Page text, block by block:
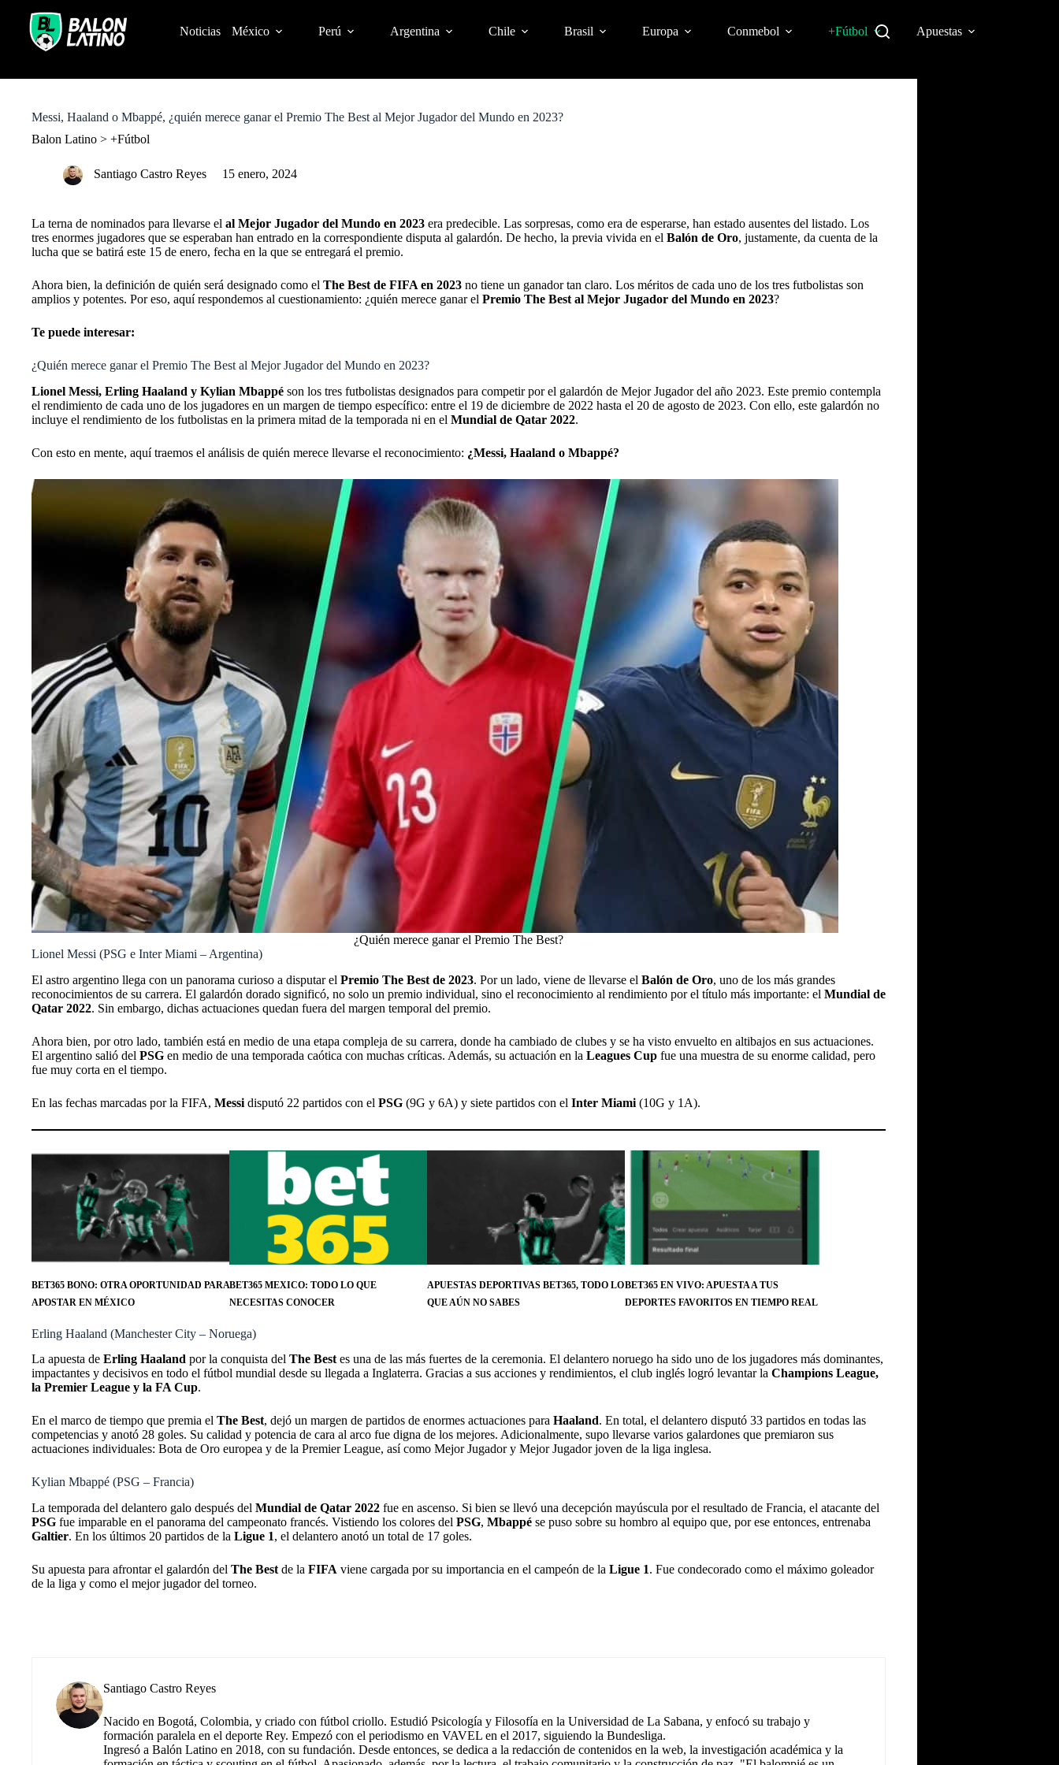
o
Noticias México Perú Argentina Chile Brasil Europa Conmebol +Fútbol Apuestas
Messi, Haaland o Mbappé, ¿quién merece ganar el Premio The Best al Mejor Jugador del Mundo en 2023?
Balon Latino > +Fútbol
Santiago Castro Reyes 15 enero, 2024
La terna de nominados para llevarse el al Mejor Jugador del Mundo en 2023 era predecible. Las sorpresas, como era de esperarse, han estado ausentes del listado. Los
tres enormes jugadores que se esperaban han entrado en la correspondiente disputa al galardón. De hecho, la previa vivida en el Balón de Oro, justamente, da cuenta de la
lucha que se batirá este 15 de enero, fecha en la que se entregará el premio.
Ahora bien, la definición de quién será designado como el The Best de FIFA en 2023 no tiene un ganador tan claro. Los méritos de cada uno de los tres futbolistas son
amplios y potentes. Por eso, aquí respondemos al cuestionamiento: ¿quién merece ganar el Premio The Best al Mejor Jugador del Mundo en 2023?
Te puede interesar:
¿Quién merece ganar el Premio The Best al Mejor Jugador del Mundo en 2023?
Lionel Messi, Erling Haaland y Kylian Mbappé son los tres futbolistas designados para competir por el galardón de Mejor Jugador del año 2023. Este premio contempla
el rendimiento de cada uno de los jugadores en un margen de tiempo específico: entre el 19 de diciembre de 2022 hasta el 20 de agosto de 2023. Con ello, este galardón no
incluye el rendimiento de los futbolistas en la primera mitad de la temporada ni en el Mundial de Qatar 2022.
Con esto en mente, aquí traemos el análisis de quién merece llevarse el reconocimiento: ¿Messi, Haaland o Mbappé?
¿Quién merece ganar el Premio The Best?
Lionel Messi (PSG e Inter Miami – Argentina)
El astro argentino llega con un panorama curioso a disputar el Premio The Best de 2023. Por un lado, viene de llevarse el Balón de Oro, uno de los más grandes
reconocimientos de su carrera. El galardón dorado significó, no solo un premio individual, sino el reconocimiento al rendimiento por el título más importante: el Mundial de
Qatar 2022. Sin embargo, dichas actuaciones quedan fuera del margen temporal del premio.
Ahora bien, por otro lado, también está en medio de una etapa compleja de su carrera, donde ha cambiado de clubes y se ha visto envuelto en altibajos en sus actuaciones.
El argentino salió del PSG en medio de una temporada caótica con muchas críticas. Además, su actuación en la Leagues Cup fue una muestra de su enorme calidad, pero
fue muy corta en el tiempo.
En las fechas marcadas por la FIFA, Messi disputó 22 partidos con el PSG (9G y 6A) y siete partidos con el Inter Miami (10G y 1A).
BET365 BONO: OTRA OPORTUNIDAD PARA
APOSTAR EN MÉXICO
BET365 MEXICO: TODO LO QUE
NECESITAS CONOCER
APUESTAS DEPORTIVAS BET365, TODO LO
QUE AÚN NO SABES
BET365 EN VIVO: APUESTA A TUS
DEPORTES FAVORITOS EN TIEMPO REAL
Erling Haaland (Manchester City – Noruega)
La apuesta de Erling Haaland por la conquista del The Best es una de las más fuertes de la ceremonia. El delantero noruego ha sido uno de los jugadores más dominantes,
impactantes y decisivos en todo el fútbol mundial desde su llegada a Inglaterra. Gracias a sus acciones y rendimientos, el club inglés logró levantar la Champions League,
la Premier League y la FA Cup.
En el marco de tiempo que premia el The Best, dejó un margen de partidos de enormes actuaciones para Haaland. En total, el delantero disputó 33 partidos en todas las
competencias y anotó 28 goles. Su calidad y potencia de cara al arco fue digna de los mejores. Adicionalmente, supo llevarse varios galardones que premiaron sus
actuaciones individuales: Bota de Oro europea y de la Premier League, así como Mejor Jugador y Mejor Jugador joven de la liga inglesa.
Kylian Mbappé (PSG – Francia)
La temporada del delantero galo después del Mundial de Qatar 2022 fue en ascenso. Si bien se llevó una decepción mayúscula por el resultado de Francia, el atacante del
PSG fue imparable en el panorama del campeonato francés. Vistiendo los colores del PSG, Mbappé se puso sobre su hombro al equipo que, por ese entonces, entrenaba
Galtier. En los últimos 20 partidos de la Ligue 1, el delantero anotó un total de 17 goles.
Su apuesta para afrontar el galardón del The Best de la FIFA viene cargada por su importancia en el campeón de la Ligue 1. Fue condecorado como el máximo goleador
de la liga y como el mejor jugador del torneo.
Santiago Castro Reyes
Nacido en Bogotá, Colombia, y criado con fútbol criollo. Estudió Psicología y Filosofía en la Universidad de La Sabana, y enfocó su trabajo y
formación paralela en el deporte Rey. Empezó con el periodismo en VAVEL en el 2017, siguiendo la Bundesliga.
Ingresó a Balón Latino en 2018, con su fundación. Desde entonces, se dedica a la redacción de contenidos en la web, la investigación académica y la